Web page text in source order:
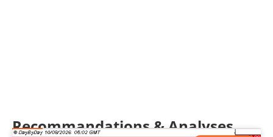
Recommandations & Analyses